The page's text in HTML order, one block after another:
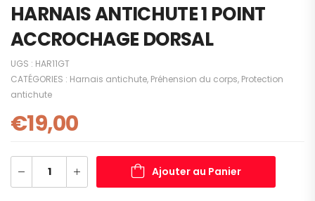
HARNAIS ANTICHUTE 1 POINT
ACCROCHAGE DORSAL
UGS : HAR11GT
CATÉGORIES : Harnais antichute, Préhension du corps, Protection
antichute
€19,00
Ajouter au Panier